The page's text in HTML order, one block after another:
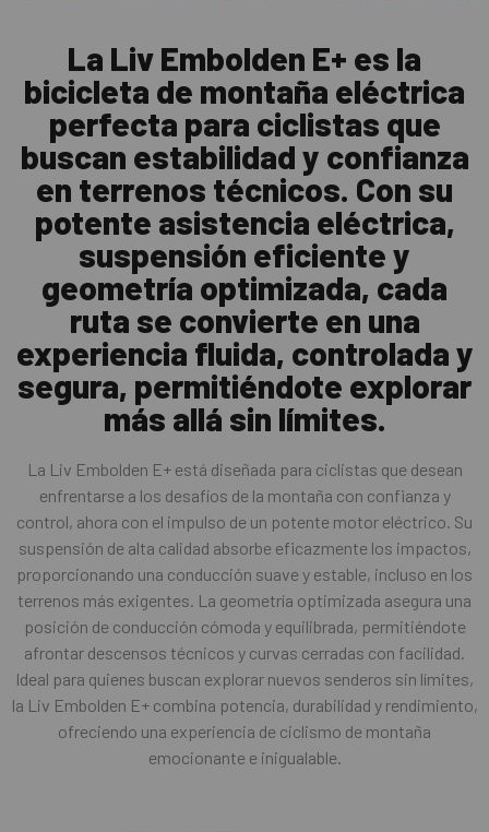
La Liv Embolden E+ es la
bicicleta de montaña eléctrica
perfecta para ciclistas que
buscan estabilidad y confianza
en terrenos técnicos. Con su
potente asistencia eléctrica,
suspensión eficiente y
geometría optimizada, cada
ruta se convierte en una
experiencia fluida, controlada y
segura, permitiéndote explorar
más allá sin límites.
La Liv Embolden E+ está diseñada para ciclistas que desean
enfrentarse a los desafíos de la montaña con confianza y
control, ahora con el impulso de un potente motor eléctrico. Su
suspensión de alta calidad absorbe eficazmente los impactos,
proporcionando una conducción suave y estable, incluso en los
terrenos más exigentes. La geometría optimizada asegura una
posición de conducción cómoda y equilibrada, permitiéndote
afrontar descensos técnicos y curvas cerradas con facilidad.
Ideal para quienes buscan explorar nuevos senderos sin límites,
la Liv Embolden E+ combina potencia, durabilidad y rendimiento,
ofreciendo una experiencia de ciclismo de montaña
emocionante e inigualable.